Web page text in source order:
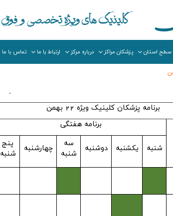
سطح استان پزشکان مراکز درباره مرکز ارتباط با ما تماس با ما
.
برنامه پزشکان کلینیک ویژه 22 بهمن
برنامه هفتگی
شنبه یکشنبه دوشنبه
سه
شنبه
چهارشنبه
پنج
شنبه